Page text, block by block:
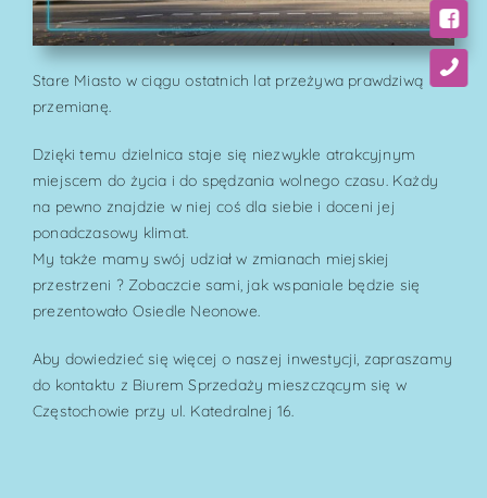
Stare Miasto w ciągu ostatnich lat przeżywa prawdziwą
przemianę.
Dzięki temu dzielnica staje się niezwykle atrakcyjnym
miejscem do życia i do spędzania wolnego czasu. Każdy
na pewno znajdzie w niej coś dla siebie i doceni jej
ponadczasowy klimat.
My także mamy swój udział w zmianach miejskiej
przestrzeni ? Zobaczcie sami, jak wspaniale będzie się
prezentowało Osiedle Neonowe.
Aby dowiedzieć się więcej o naszej inwestycji, zapraszamy
do kontaktu z Biurem Sprzedaży mieszczącym się w
Częstochowie przy ul. Katedralnej 16.